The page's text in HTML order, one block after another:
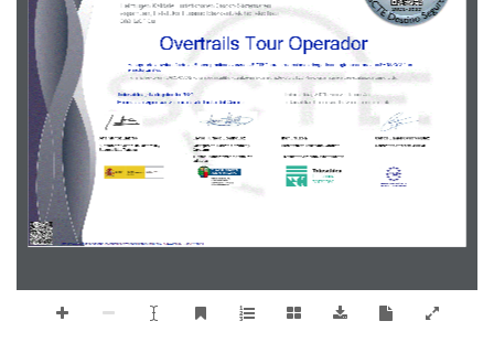
Overtrails Tour Operador
+DVXSHUDGRODHYDOXDFLyQGHODV%XHQDVSUiFWLFDVDYDQ]DGDV6,&7('SDUDODUHGXFFLyQGHOULHVJRGHFRQWDJLRSRUFRURQDYLUXV6$56&R9HQ
HOVHFWRUWXUtVWLFR
Tolosaldea, 07 de julio de 2021
3HULRGRGHYLJHQFLDDxRVGHVGHIHFKDGHO&RPLWp
Helmugen Kalitate Turistikoaren Osoko-Sistemaren
esparruan, Estatuko Turismo Idazkaritzak honako hau
onartzen du:
Turismo sektorean SARS-CoV-2 koronabirusagatiko kutsatze-arriskua murrizteko SICTED Praktika on aurreratuen ebaluazioa gainditu du.
Tolosaldea, 2021eko uztailaren 7an
Indarraldia: bi urtekoa batzordearen datatik
-DYLHU+XUWDGR'RPtQJXH]
Consejero de Turismo, Comercio y
Consumo
Iker Urruzola
Presidente de Tolosaldea Garatzen
Turismo. Merkataritza eta Kontsumo
sailburua
Tolosaldea Garatzeneko lehendakaria
&DUORV'DQLHO&DVDUHV'tD]
Secretario General de la FEMP
$QD0XxR]/ODEUHV
Subdirectora General de Desarrollo y
6RVWHQLELOLGDG7XUtVWLFD